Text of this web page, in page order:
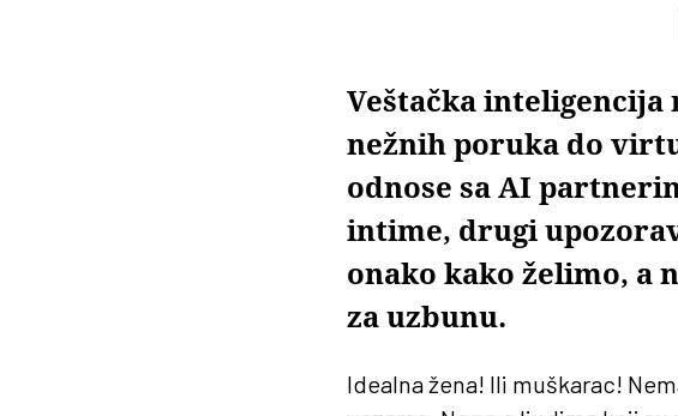
Veštačka inteligencija
nežnih poruka do
odnose sa AI
intime, drugi
onako kako želimo, a
za uzbunu.
Idealna žena! Ili muškarac!